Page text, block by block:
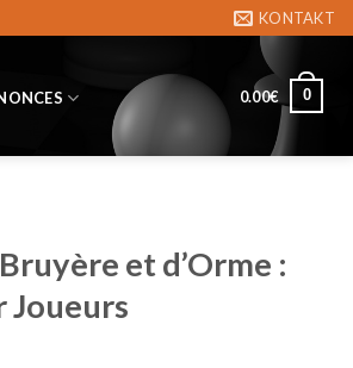
KONTAKT
0.00€ 0
et d’Orme :
Joueurs